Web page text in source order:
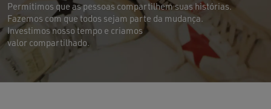
Permitimos que as pessoas compartilhem suas histórias.
Fazemos com que todos sejam parte da mudança.
Investimos nosso tempo e criamos
valor compartilhado.